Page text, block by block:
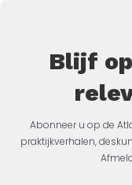
Blijf
Abonneer u op de
praktijkverhalen,